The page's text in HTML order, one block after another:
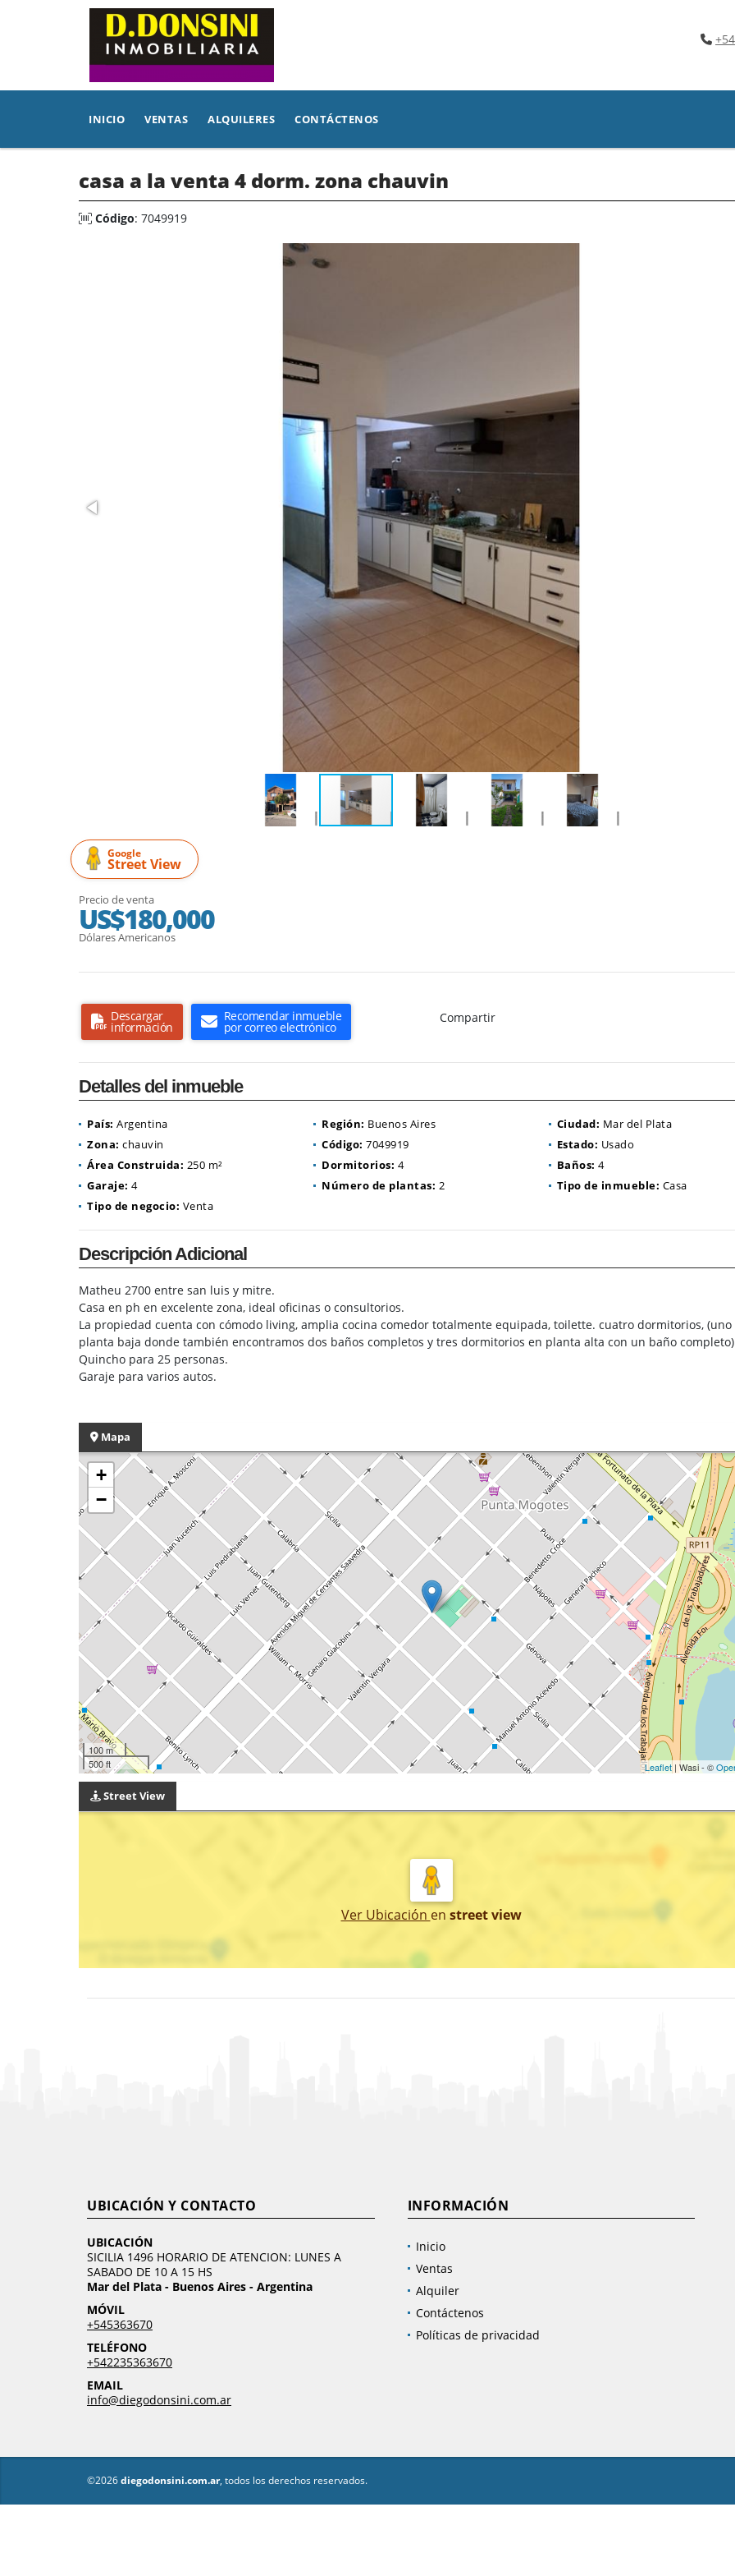
INICIO VENTAS ALQUILERES CONTÁCTENOS
casa a la venta 4 dorm. zona chauvin
Código: 7049919
Google
Street View
Precio de venta
US$180,000
Dólares Americanos
Descargar
información
Recomendar inmueble
por correo electrónico
Compartir
Detalles del inmueble
País: Argentina Región: Buenos Aires Ciudad: Mar del Plata
Zona: chauvin Código: 7049919 Estado: Usado
Área Construida: 250 m² Dormitorios: 4 Baños: 4
Garaje: 4 Número de plantas: 2 Tipo de inmueble: Casa
Tipo de negocio: Venta
Descripción Adicional
Matheu 2700 entre san luis y mitre.
Casa en ph en excelente zona, ideal oficinas o consultorios.
La propiedad cuenta con cómodo living, amplia cocina comedor totalmente equipada, toilette. cuatro dormitorios, (uno
planta baja donde también encontramos dos baños completos y tres dormitorios en planta alta con un baño
Quincho para 25 personas.
Garaje para varios autos.
Mapa
+
−
100 m
500 ft
Leaflet | Wasi - ©
Street View
Ver Ubicación en street view
UBICACIÓN Y CONTACTO
UBICACIÓN
SICILIA 1496 HORARIO DE ATENCION: LUNES A
SABADO DE 10 A 15 HS
Mar del Plata - Buenos Aires - Argentina
MÓVIL
+545363670
TELÉFONO
+542235363670
EMAIL
info@diegodonsini.com.ar
INFORMACIÓN
Inicio
Ventas
Alquiler
Contáctenos
Políticas de privacidad
©2026diegodonsini.com.ar, todos los derechos reservados.